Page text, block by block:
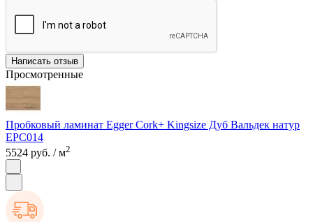
Написать отзыв
Просмотренные
Пробковый ламинат Egger Cork+ Kingsize Дуб Вальдек натур
EPC014
5524 руб. / м2